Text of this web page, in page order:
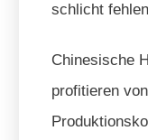
schlicht
Chinesische
profitieren